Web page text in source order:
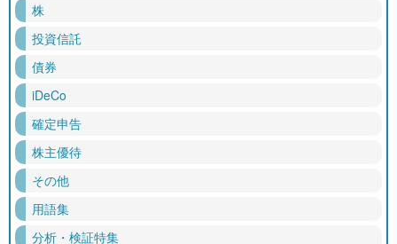
株
投資信託
債券
iDeCo
確定申告
株主優待
その他
用語集
分析・検証特集